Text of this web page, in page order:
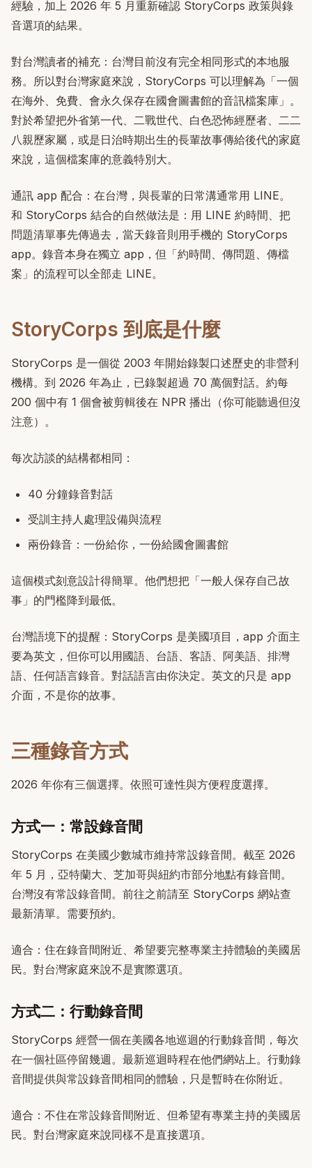
經驗，加上 2026 年 5 月重新確認 StoryCorps 政策與錄
音選項的結果。
對台灣讀者的補充：台灣目前沒有完全相同形式的本地服
務。所以對台灣家庭來說，StoryCorps 可以理解為「一個
在海外、免費、會永久保存在國會圖書館的音訊檔案庫」。
對於希望把外省第一代、二戰世代、白色恐怖經歷者、二二
八親歷家屬，或是日治時期出生的長輩故事傳給後代的家庭
來說，這個檔案庫的意義特別大。
通訊 app 配合：在台灣，與長輩的日常溝通常用 LINE。
和 StoryCorps 結合的自然做法是：用 LINE 約時間、把
問題清單事先傳過去，當天錄音則用手機的 StoryCorps
app。錄音本身在獨立 app，但「約時間、傳問題、傳檔
案」的流程可以全部走 LINE。
StoryCorps 到底是什麼
StoryCorps 是一個從 2003 年開始錄製口述歷史的非營利
機構。到 2026 年為止，已錄製超過 70 萬個對話。約每
200 個中有 1 個會被剪輯後在 NPR 播出（你可能聽過但沒
注意）。
每次訪談的結構都相同：
40 分鐘錄音對話
受訓主持人處理設備與流程
兩份錄音：一份給你，一份給國會圖書館
這個模式刻意設計得簡單。他們想把「一般人保存自己故
事」的門檻降到最低。
台灣語境下的提醒：StoryCorps 是美國項目，app 介面主
要為英文，但你可以用國語、台語、客語、阿美語、排灣
語、任何語言錄音。對話語言由你決定。英文的只是 app
介面，不是你的故事。
三種錄音方式
2026 年你有三個選擇。依照可達性與方便程度選擇。
方式一：常設錄音間
StoryCorps 在美國少數城市維持常設錄音間。截至 2026
年 5 月，亞特蘭大、芝加哥與紐約市部分地點有錄音間。
台灣沒有常設錄音間。前往之前請至 StoryCorps 網站查
最新清單。需要預約。
適合：住在錄音間附近、希望要完整專業主持體驗的美國居
民。對台灣家庭來說不是實際選項。
方式二：行動錄音間
StoryCorps 經營一個在美國各地巡迴的行動錄音間，每次
在一個社區停留幾週。最新巡迴時程在他們網站上。行動錄
音間提供與常設錄音間相同的體驗，只是暫時在你附近。
適合：不住在常設錄音間附近、但希望有專業主持的美國居
民。對台灣家庭來說同樣不是直接選項。